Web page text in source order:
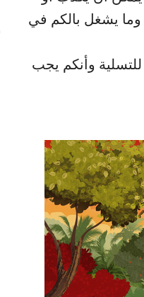
يشغل بالكم في
للتسلية وأنكم يجب